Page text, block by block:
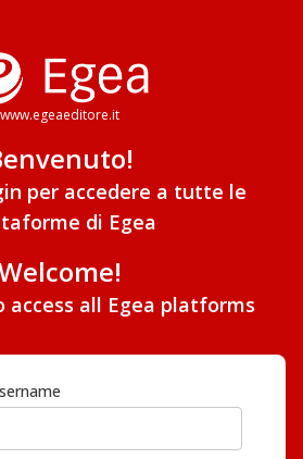
www.egeaeditore.it
per accedere a tutte le
di Egea
access all Egea platforms